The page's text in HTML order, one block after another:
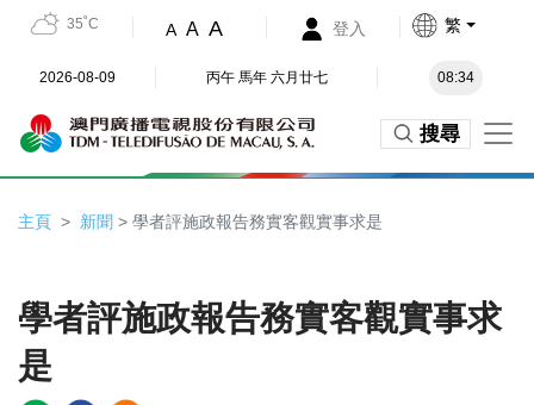
35˚C A A A 登入 繁
2026-08-09 丙午 馬年 六月廿七 08:34
搜尋
主頁 新聞 > 學者評施政報告務實客觀實事求是
學者評施政報告務實客觀實事求
是